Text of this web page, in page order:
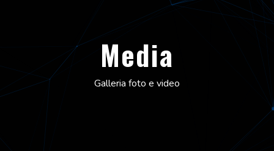
Media
Galleria foto e video